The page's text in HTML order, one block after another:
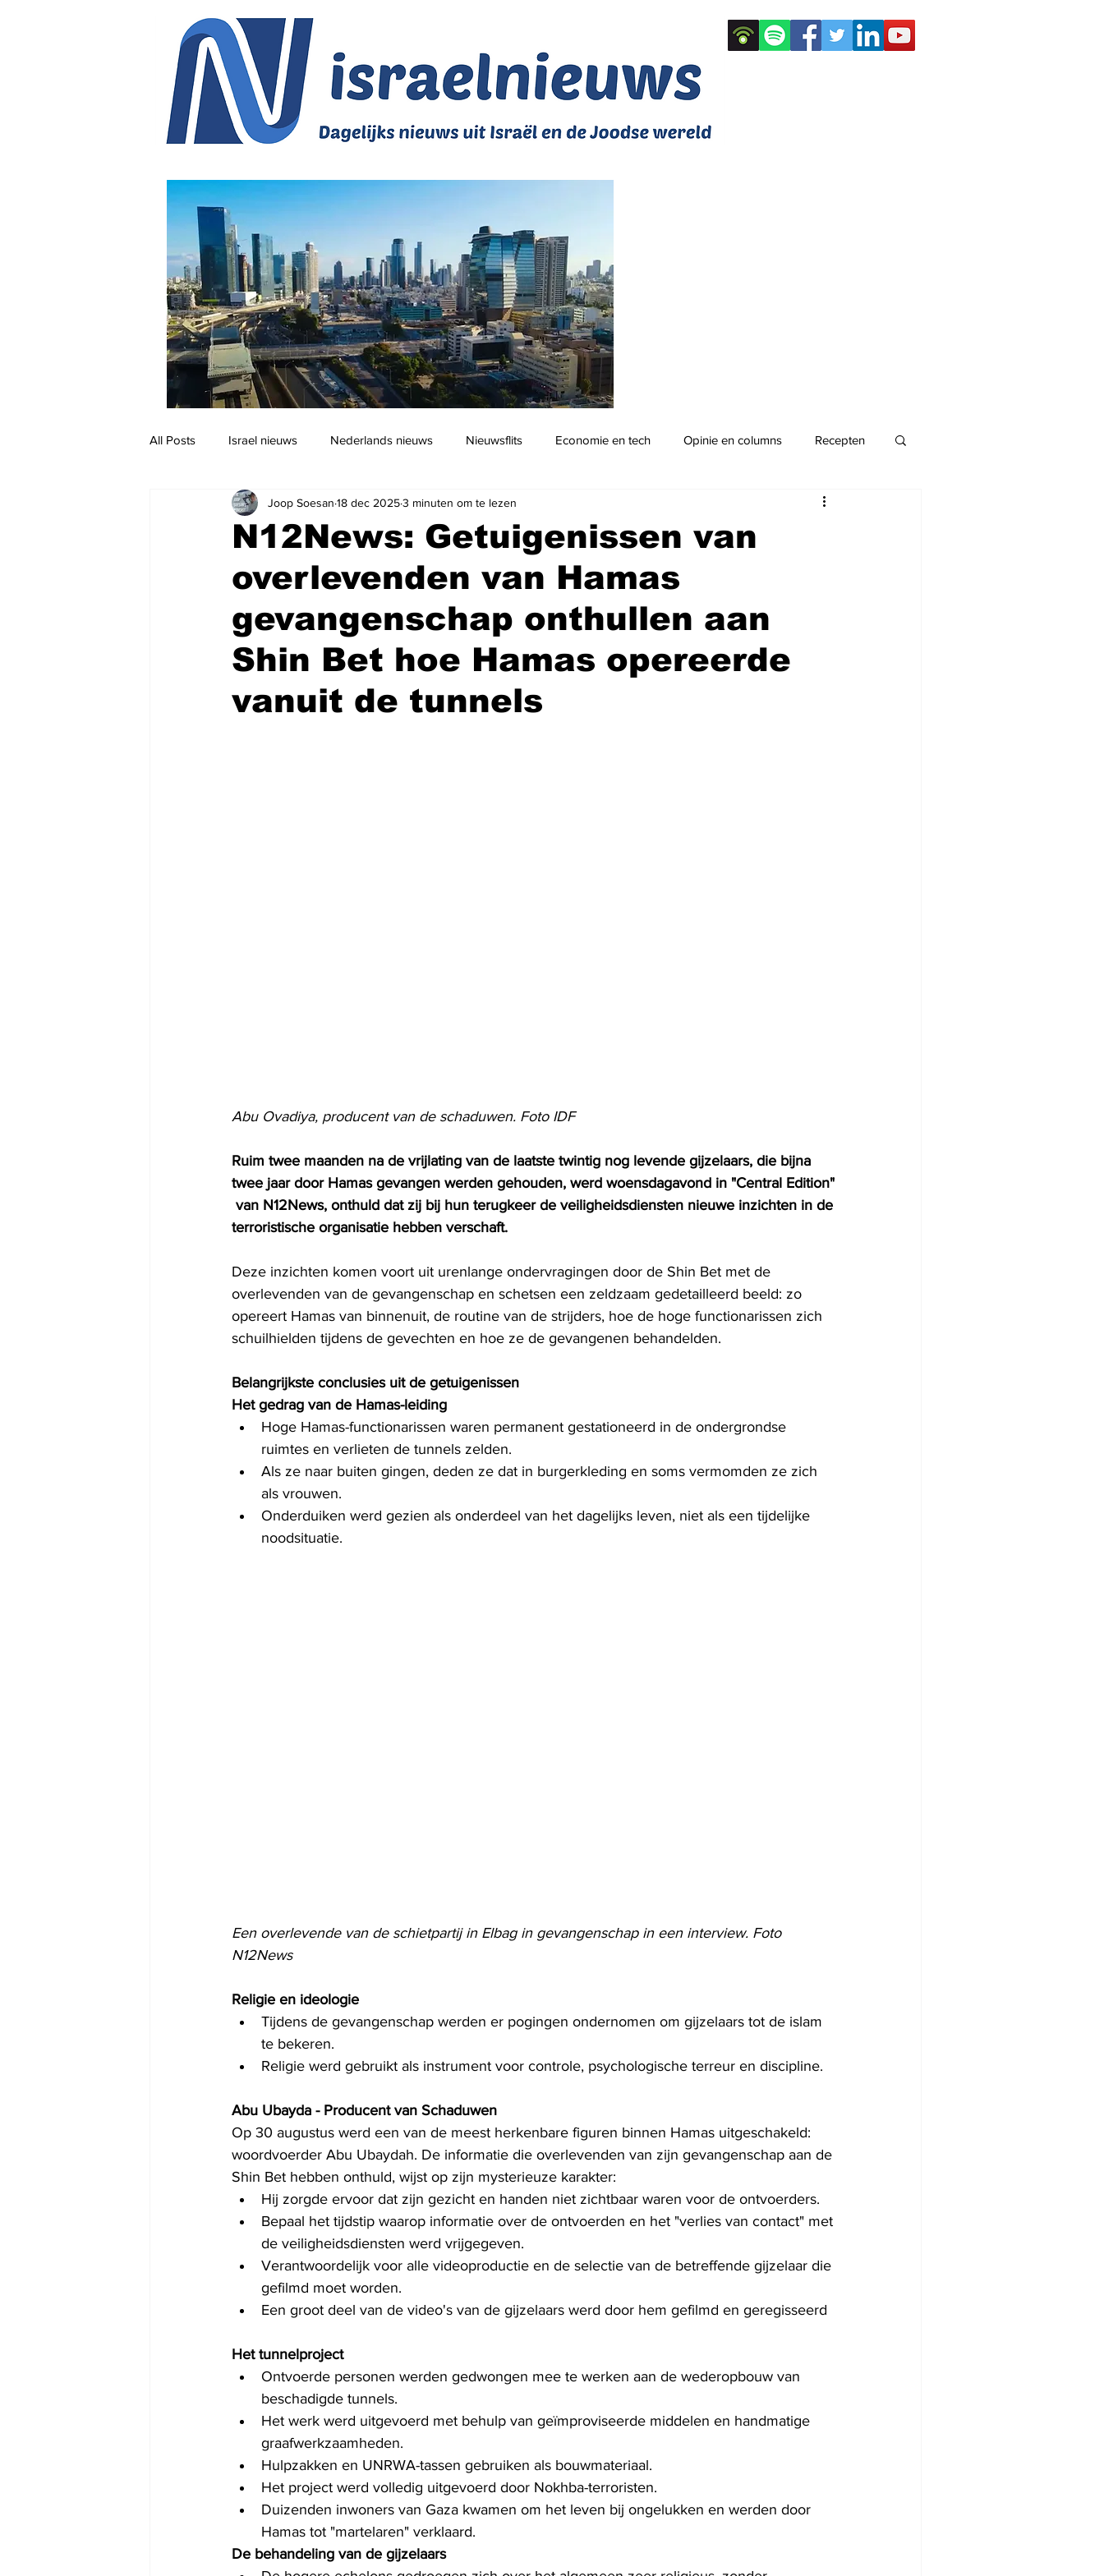
All Posts Israel nieuws Nederlands nieuws Nieuwsflits Economie en tech Opinie en columns Recepten
Jodendom en cultuur Podcast
N12News: Getuigenissen van
overlevenden van Hamas
gevangenschap onthullen aan
Shin Bet hoe Hamas opereerde
vanuit de tunnels
Joop Soesan 18 dec 20253 minuten om te lezen
Abu Ovadiya, producent van de schaduwen. Foto IDF
Ruim twee maanden na de vrijlating van de laatste twintig nog levende gijzelaars, die bijna
twee jaar door Hamas gevangen werden gehouden, werd woensdagavond in "Central Edition"
van N12News, onthuld dat zij bij hun terugkeer de veiligheidsdiensten nieuwe inzichten in de
terroristische organisatie hebben verschaft.
Deze inzichten komen voort uit urenlange ondervragingen door de Shin Bet met de
overlevenden van de gevangenschap en schetsen een zeldzaam gedetailleerd beeld: zo
opereert Hamas van binnenuit, de routine van de strijders, hoe de hoge functionarissen zich
schuilhielden tijdens de gevechten en hoe ze de gevangenen behandelden.
Belangrijkste conclusies uit de getuigenissen
Het gedrag van de Hamas-leiding
Hoge Hamas-functionarissen waren permanent gestationeerd in de ondergrondse
ruimtes en verlieten de tunnels zelden.
Als ze naar buiten gingen, deden ze dat in burgerkleding en soms vermomden ze zich
als vrouwen.
Onderduiken werd gezien als onderdeel van het dagelijks leven, niet als een tijdelijke
noodsituatie.
Een overlevende van de schietpartij in Elbag in gevangenschap in een interview. Foto
N12News
Religie en ideologie
Tijdens de gevangenschap werden er pogingen ondernomen om gijzelaars tot de islam
te bekeren.
Religie werd gebruikt als instrument voor controle, psychologische terreur en discipline.
Abu Ubayda - Producent van Schaduwen
Op 30 augustus werd een van de meest herkenbare figuren binnen Hamas uitgeschakeld:
woordvoerder Abu Ubaydah. De informatie die overlevenden van zijn gevangenschap aan de
Shin Bet hebben onthuld, wijst op zijn mysterieuze karakter:
Hij zorgde ervoor dat zijn gezicht en handen niet zichtbaar waren voor de ontvoerders.
Bepaal het tijdstip waarop informatie over de ontvoerden en het "verlies van contact" met
de veiligheidsdiensten werd vrijgegeven.
Verantwoordelijk voor alle videoproductie en de selectie van de betreffende gijzelaar die
gefilmd moet worden.
Een groot deel van de video's van de gijzelaars werd door hem gefilmd en geregisseerd
Het tunnelproject
Ontvoerde personen werden gedwongen mee te werken aan de wederopbouw van
beschadigde tunnels.
Het werk werd uitgevoerd met behulp van geïmproviseerde middelen en handmatige
graafwerkzaamheden.
Hulpzakken en UNRWA-tassen gebruiken als bouwmateriaal.
Het project werd volledig uitgevoerd door Nokhba-terroristen.
Duizenden inwoners van Gaza kwamen om het leven bij ongelukken en werden door
Hamas tot "martelaren" verklaard.
De behandeling van de gijzelaars